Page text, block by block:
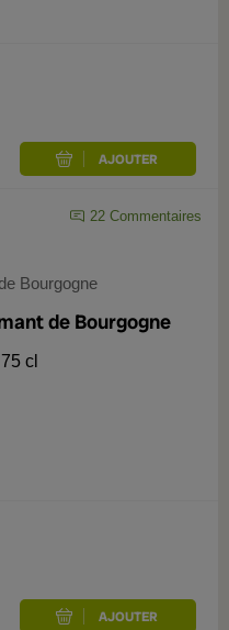
22 Commentaires
Bourgogne
de Bourgogne
cl